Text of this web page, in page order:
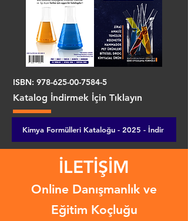
ISBN: 978-625-00-7584-5
Katalog İndirmek İçin Tıklayın
Kimya Formülleri Kataloğu - 2025 - İndir
İLETİŞİM
Online Danışmanlık ve
Eğitim Koçluğu